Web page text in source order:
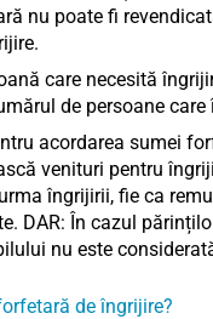
nu poate fi
care necesită
de persoane care
acordarea sumei
venituri pentru
îngrijirii, fie ca
DAR: În cazul
nu este
de îngrijire?